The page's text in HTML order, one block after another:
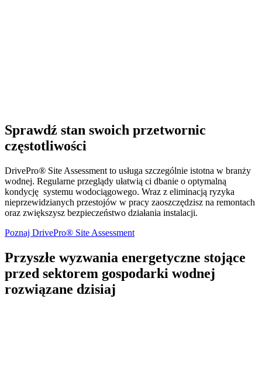
Sprawdź stan swoich przetwornic
częstotliwości
DrivePro® Site Assessment to usługa szczególnie istotna w branży
wodnej. Regularne przeglądy ułatwią ci dbanie o optymalną
kondycję systemu wodociągowego. Wraz z eliminacją ryzyka
nieprzewidzianych przestojów w pracy zaoszczędzisz na remontach
oraz zwiększysz bezpieczeństwo działania instalacji.
Poznaj DrivePro® Site Assessment
Przyszłe wyzwania energetyczne stojące
przed sektorem gospodarki wodnej
rozwiązane dzisiaj